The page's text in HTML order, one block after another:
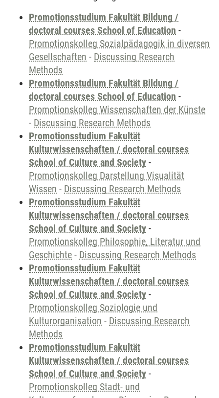
Promotionsstudium Fakultät Bildung /
doctoral courses School of Education -
Promotionskolleg Sozialpädagogik in diversen
Gesellschaften - Discussing Research
Methods
Promotionsstudium Fakultät Bildung /
doctoral courses School of Education -
Promotionskolleg Wissenschaften der Künste
- Discussing Research Methods
Promotionsstudium Fakultät
Kulturwissenschaften / doctoral courses
School of Culture and Society -
Promotionskolleg Darstellung Visualität
Wissen - Discussing Research Methods
Promotionsstudium Fakultät
Kulturwissenschaften / doctoral courses
School of Culture and Society -
Promotionskolleg Philosophie, Literatur und
Geschichte - Discussing Research Methods
Promotionsstudium Fakultät
Kulturwissenschaften / doctoral courses
School of Culture and Society -
Promotionskolleg Soziologie und
Kulturorganisation - Discussing Research
Methods
Promotionsstudium Fakultät
Kulturwissenschaften / doctoral courses
School of Culture and Society -
Promotionskolleg Stadt- und